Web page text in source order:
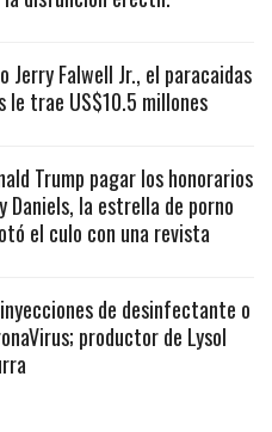
Jerry Falwell Jr., el paracaidas
le trae US$10.5 millones
Trump pagar los honorarios
Daniels, la estrella de porno
el culo con una revista
de desinfectante o
productor de Lysol